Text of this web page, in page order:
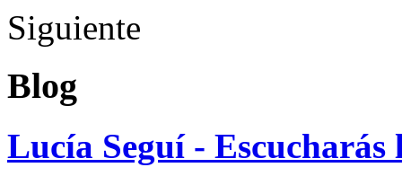
Siguiente
Blog
Lucía Seguí - Escucharás